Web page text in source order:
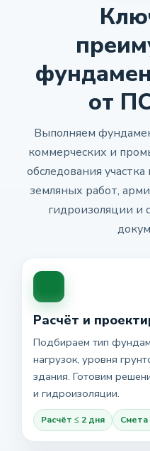
от
Выполняем
коммерческих и
обследования
земляных работ,
гидроизоляции и
Расчёт и
Подбираем тип
нагрузок, уровня
здания. Готовим
и гидроизоляции.
Расчёт ≤ 2 дня Смета